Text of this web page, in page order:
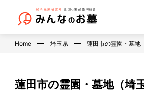
Home 埼玉県 蓮田市の霊園・墓地
蓮田市の霊園・墓地（埼玉